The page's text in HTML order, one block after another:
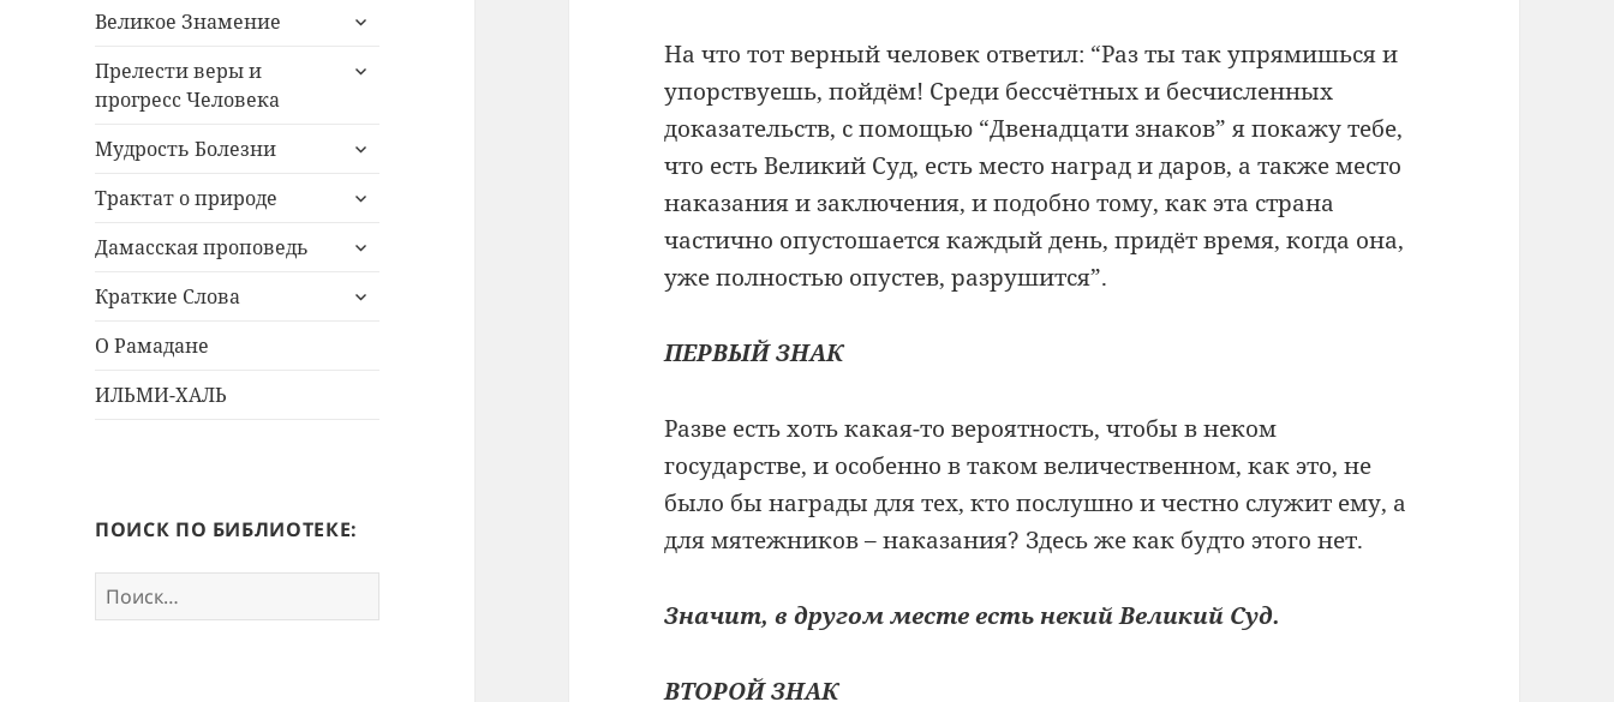
Великое Знамение
раскрыть
меню
Прелести веры и
прогресс Человека
раскрыть
Мудрость Болезни
раскрыть
меню
Трактат о природе
раскрыть
меню
Дамасская проповедь
раскрыть
меню
Краткие Слова
раскрыть
О Рамадане
ИЛЬМИ-ХАЛЬ
ПОИСК ПО БИБЛИОТЕКЕ:
Найти:
На что тот верный человек ответил: “Раз ты так упрямишься и
упорствуешь, пойдём! Среди бессчётных и бесчисленных
доказательств, с помощью “Двенадцати знаков” я покажу тебе,
что есть Великий Суд, есть место наград и даров, а также место
наказания и заключения, и подобно тому, как эта страна
частично опустошается каждый день, придёт время, когда она,
уже полностью опустев, разрушится”.
ПЕРВЫЙ ЗНАК
Разве есть хоть какая-то вероятность, чтобы в неком
государстве, и особенно в таком величественном, как это, не
было бы награды для тех, кто послушно и честно служит ему, а
для мятежников – наказания? Здесь же как будто этого нет.
Значит, в другом месте есть некий Великий Суд.
ВТОРОЙ ЗНАК